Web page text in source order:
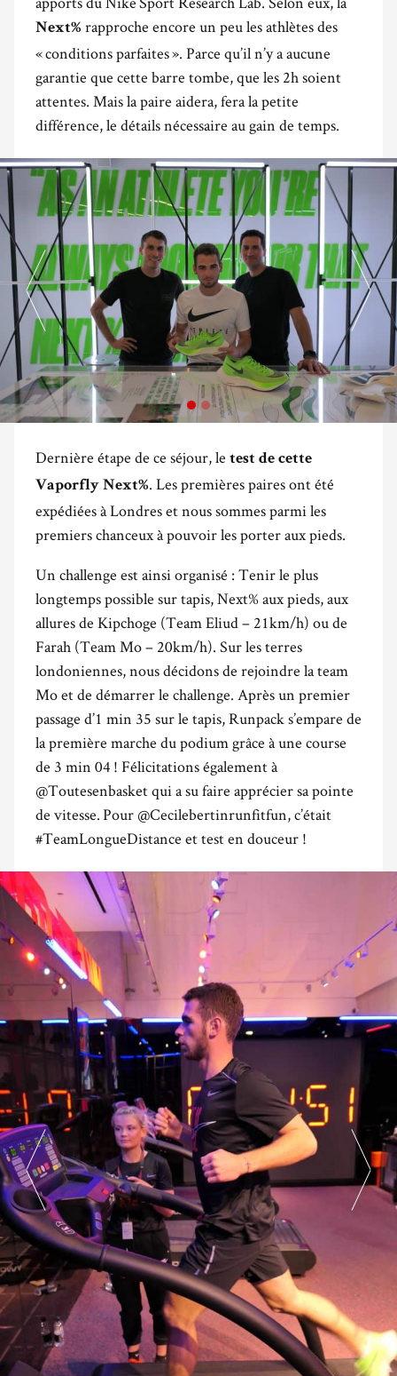
Next% rapproche encore un peu les athlètes des
« conditions parfaites ». Parce qu’il n’y a aucune
garantie que cette barre tombe, que les 2h soient
attentes. Mais la paire aidera, fera la petite
différence, le détails nécessaire au gain de temps.
Dernière étape de ce séjour, le test de cette
Vaporfly Next%. Les premières paires ont été
expédiées à Londres et nous sommes parmi les
premiers chanceux à pouvoir les porter aux pieds.
Un challenge est ainsi organisé : Tenir le plus
longtemps possible sur tapis, Next% aux pieds, aux
allures de Kipchoge (Team Eliud – 21km/h) ou de
Farah (Team Mo – 20km/h). Sur les terres
londoniennes, nous décidons de rejoindre la team
Mo et de démarrer le challenge. Après un premier
passage d’1 min 35 sur le tapis, Runpack s’empare de
la première marche du podium grâce à une course
de 3 min 04 ! Félicitations également à
@Toutesenbasket qui a su faire apprécier sa pointe
de vitesse.Pour @Cecilebertinrunfitfun, c’était
#TeamLongueDistance et test en douceur !